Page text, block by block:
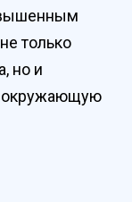
только
но и
окружающую